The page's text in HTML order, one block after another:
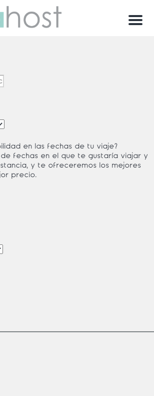
Menu
en las fechas de tu viaje?
fechas en el que te gustaría viajar y
y te ofreceremos los mejores
precio.